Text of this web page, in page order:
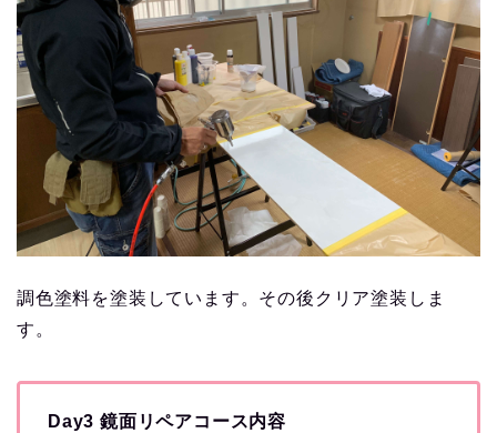
調色塗料を塗装しています。その後クリア塗装しま
す。
Day3 鏡面リペアコース内容